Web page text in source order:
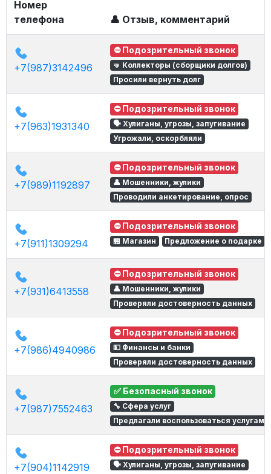
Номер
телефона
👤 Отзыв, комментарий
+7(987)3142496
⛔ Подозрительный звонок
🤜 Коллекторы (сборщики долгов)
Просили вернуть долг
+7(963)1931340
⛔ Подозрительный звонок
🗣 Хулиганы, угрозы, запугивание
Угрожали, оскорбляли
+7(989)1192897
⛔ Подозрительный звонок
👤 Мошенники, жулики
Проводили анкетирование, опрос
+7(911)1309294
⛔ Подозрительный звонок
🏪 Магазин Предложение о подарке
+7(931)6413558
⛔ Подозрительный звонок
👤 Мошенники, жулики
Проверяли достоверность данных
+7(986)4940986
⛔ Подозрительный звонок
💵 Финансы и банки
Проверяли достоверность данных
+7(987)7552463
✅ Безопасный звонок
🔧 Сфера услуг
Предлагали воспользоваться услугами
+7(904)1142919
⛔ Подозрительный звонок
🗣 Хулиганы, угрозы, запугивание